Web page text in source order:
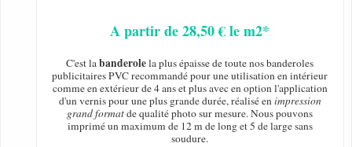
A partir de 28,50 € le m2*
C'est labanderolela plus épaisse de toute nos banderoles
publicitaires PVC recommandé pour une utilisation en intérieur
comme en extérieur de 4 ans et plus avec en option l'application
d'un vernis pour une plus grande durée, réalisé enimpression
grand formatde qualité photo sur mesure. Nous pouvons
imprimé un maximum de 12 m de long et 5 de large sans
soudure.